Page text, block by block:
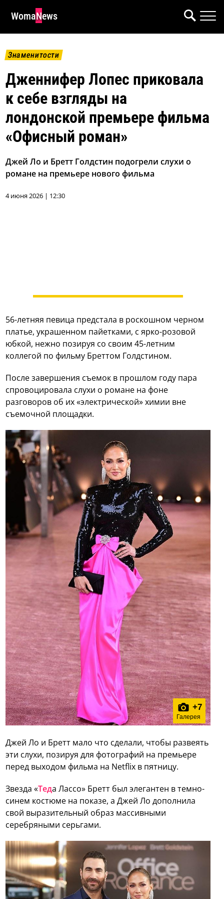
WomaNews
Знаменитости
Дженнифер Лопес приковала
к себе взгляды на
лондонской премьере фильма
«Офисный роман»
Джей Ло и Бретт Голдстин подогрели слухи о
романе на премьере нового фильма
4 июня 2026 | 12:30
56-летняя певица предстала в роскошном черном
платье, украшенном пайетками, с ярко-розовой
юбкой, нежно позируя со своим 45-летним
коллегой по фильму Бреттом Голдстином.
После завершения съемок в прошлом году пара
спровоцировала слухи о романе на фоне
разговоров об их «электрической» химии вне
съемочной площадки.
+7
Галерея
Джей Ло и Бретт мало что сделали, чтобы развеять
эти слухи, позируя для фотографий на премьере
перед выходом фильма на Netflix в пятницу.
Звезда «Теда Лассо» Бретт был элегантен в темно-
синем костюме на показе, а Джей Ло дополнила
свой выразительный образ массивными
серебряными серьгами.